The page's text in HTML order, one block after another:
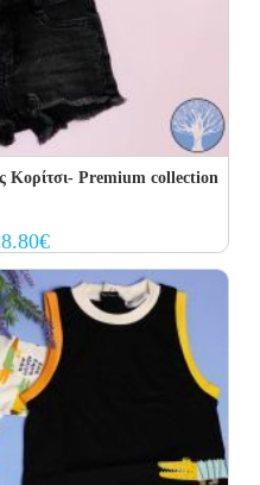
Κορίτσι- Premium collection
€Current
price
is:
28.80€.